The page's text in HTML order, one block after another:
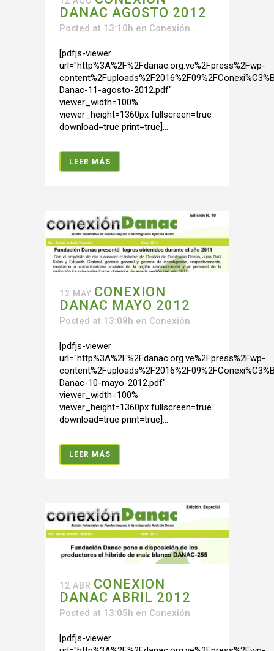
DANAC AGOSTO 2012
Posted at 13:10h en Conexión
[pdfjs-viewer
url="http%3A%2F%2Fdanac.org.ve%2Fpress%2Fwp-
Danac-11-agosto-2012.pdf"
viewer_width=100%
viewer_height=1360px fullscreen=true
download=true print=true]...
LEER MÁS
12 MAY CONEXION
DANAC MAYO 2012
Posted at 13:08h en Conexión
[pdfjs-viewer
url="http%3A%2F%2Fdanac.org.ve%2Fpress%2Fwp-
Danac-10-mayo-2012.pdf"
viewer_width=100%
viewer_height=1360px fullscreen=true
download=true print=true]...
LEER MÁS
12 ABR CONEXION
DANAC ABRIL 2012
Posted at 13:05h en Conexión
[pdfjs-viewer